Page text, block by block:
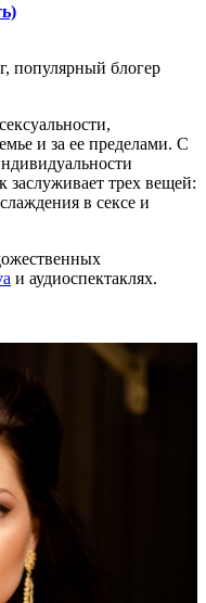
популярный блогер
и за ее пределами. С
заслуживает трех вещей:
в сексе и
и аудиоспектаклях.